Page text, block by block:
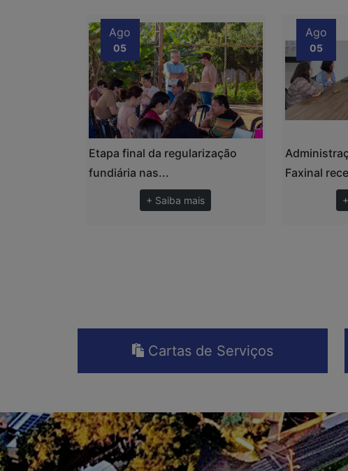
Ago
05
Etapa final da regularização
fundiária nas...
+ Saiba mais
Ago
05
Faxinal
Cartas de Serviços